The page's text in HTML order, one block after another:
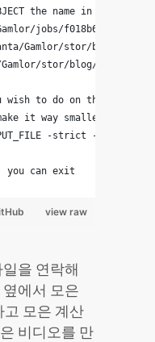
the name in the store
Gamlor/jobs/f018b6a5-
Gamlor/stor/blog/
Gamlor/stor/blog/
wish to do on the file.
it way smaller, for
-strict -2 -b:v
you can exit
view raw
을 연락해
에서 모은
고 모은 계산
비디오를 만